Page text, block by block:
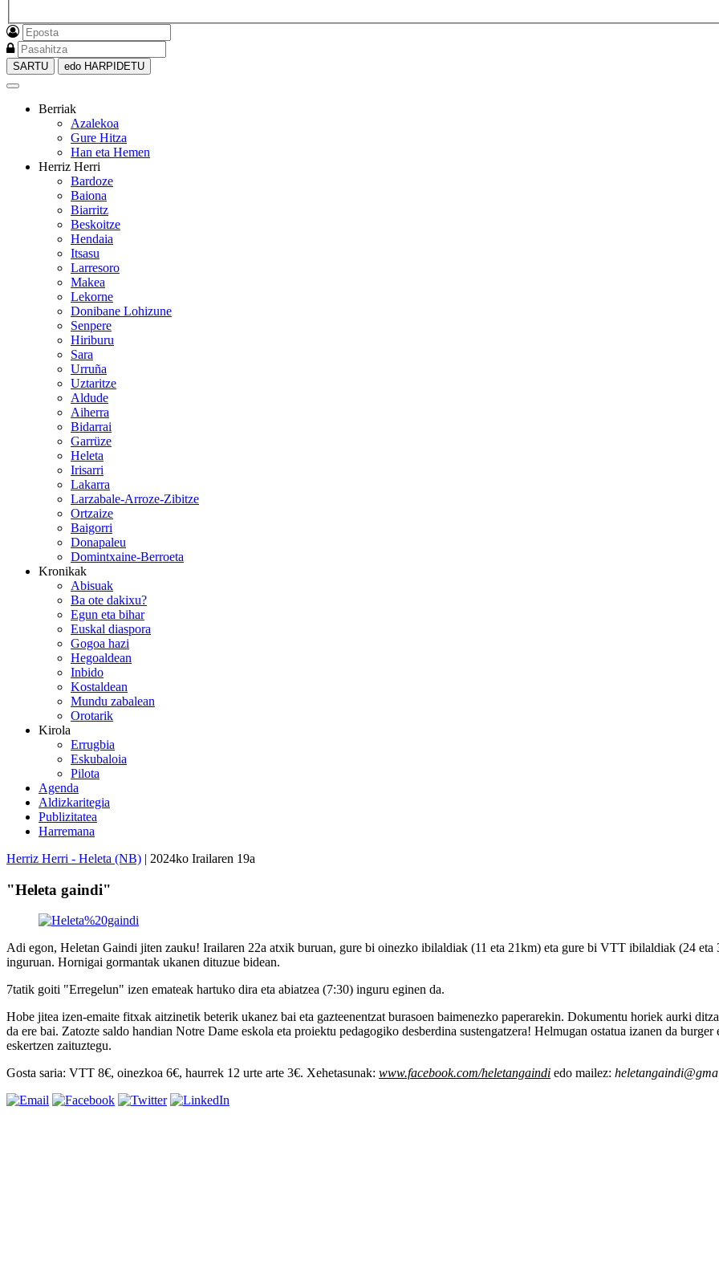
SARTU edo HARPIDETU
Berriak
Azalekoa
Gure Hitza
Han eta Hemen
Herriz Herri
Bardoze
Baiona
Biarritz
Beskoitze
Hendaia
Itsasu
Larresoro
Makea
Lekorne
Donibane Lohizune
Senpere
Hiriburu
Sara
Urruña
Uztaritze
Aldude
Aiherra
Bidarrai
Garrüze
Heleta
Irisarri
Lakarra
Larzabale-Arroze-Zibitze
Ortzaize
Baigorri
Donapaleu
Domintxaine-Berroeta
Kronikak
Abisuak
Ba ote dakixu?
Egun eta bihar
Euskal diaspora
Gogoa hazi
Hegoaldean
Inbido
Kostaldean
Mundu zabalean
Orotarik
Kirola
Errugbia
Eskubaloia
Pilota
Agenda
Aldizkaritegia
Publizitatea
Harremana
Herriz Herri - Heleta (NB) | 2024ko Irailaren 19a
"Heleta gaindi"
Adi egon, Heletan Gaindi jiten zauku! Irailaren 22a atxik buruan, gure bi oinezko ibilaldiak (11 eta 21km) eta gure bi VTT ibilaldiak (24
inguruan. Hornigai gormantak ukanen dituzue bidean.
7tatik goiti "Erregelun" izen emateak hartuko dira eta abiatzea (7:30) inguru eginen da.
Hobe jitea izen-emaite fitxak aitzinetik beterik ukanez bai eta gazteenentzat burasoen baimenezko paperarekin. Dokumentu horiek aurki
da ere bai. Zatozte saldo handian Notre Dame eskola eta proiektu pedagogiko desberdina sustengatzera! Helmugan ostatua izanen da
eskertzen zaituztegu.
Gosta saria: VTT 8€, oinezkoa 6€, haurrek 12 urte arte 3€. Xehetasunak: www.facebook.com/heletangaindi edo mailez: